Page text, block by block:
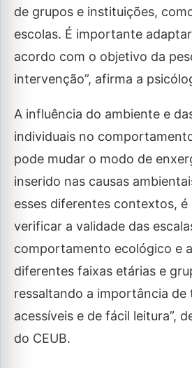
de grupos e instituições,
escolas. É importante
acordo com o objetivo da
intervenção”, afirma a
A influência do ambiente e
individuais no
pode mudar o modo de
inserido nas causas
esses diferentes contextos, é
verificar a validade das
comportamento ecológico e
diferentes faixas etárias e
ressaltando a importância de
acessíveis e de fácil leitura”,
do CEUB.